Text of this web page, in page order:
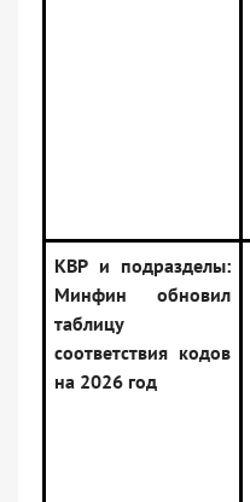
КВР и подразделы:
Минфин обновил
таблицу
соответствия кодов
на 2026 год